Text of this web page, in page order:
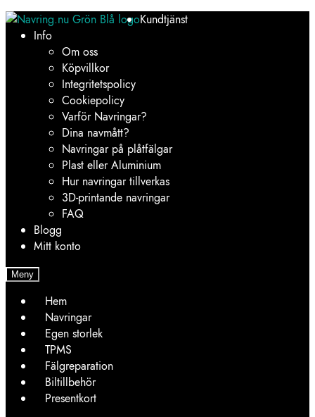
Hoppa
navigering
Hoppa
Kundtjänst
Info
Om oss
Köpvillkor
Integritetspolicy
Cookiepolicy
Varför Navringar?
Dina navmått?
Navringar på plåtfälgar
Plast eller Aluminium
Hur navringar tillverkas
3D-printande navringar
FAQ
Blogg
Mitt konto
Meny
Hem
Navringar
Egen storlek
TPMS
Fälgreparation
Biltillbehör
Presentkort